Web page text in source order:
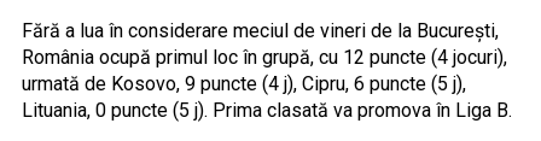
Fără a lua în considerare meciul de vineri de la București,
România ocupă primul loc în grupă, cu 12 puncte (4 jocuri),
urmată de Kosovo, 9 puncte (4 j), Cipru, 6 puncte (5 j),
Lituania, 0 puncte (5 j). Prima clasată va promova în Liga B.